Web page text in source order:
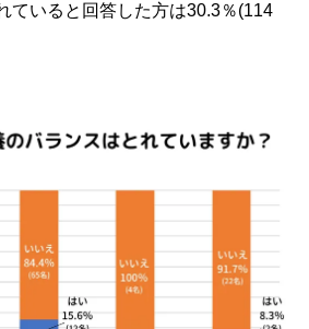
ていると回答した方は30.3％(114